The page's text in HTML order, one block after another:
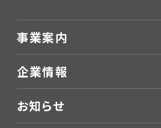
事業案内
企業情報
お知らせ